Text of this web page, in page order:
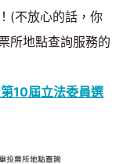
(不放心的話，你
所地點查詢服務的
10屆立法委員選